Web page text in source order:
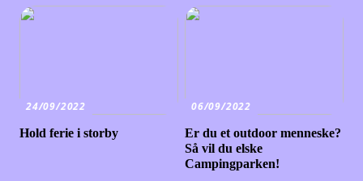
24/09/2022
Hold ferie i storby
06/09/2022
Er du et outdoor menneske?
Så vil du elske
Campingparken!